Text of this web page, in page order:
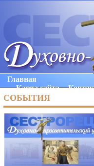
Главная
Карта сайта
СОБЫТИЯ